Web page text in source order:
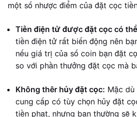
một số nhược điểm của đặt cọc
Tiền điện tử được đặt cọc có
tiền điện tử rất biến động nên
nếu giá trị của số coin bạn đặt
so với phần thưởng đặt cọc mà
Không thêr hủy đặt cọc: Mặc dù
cung cấp có tùy chọn hủy đặt
tiền phạt, nhưng bạn thường sẽ